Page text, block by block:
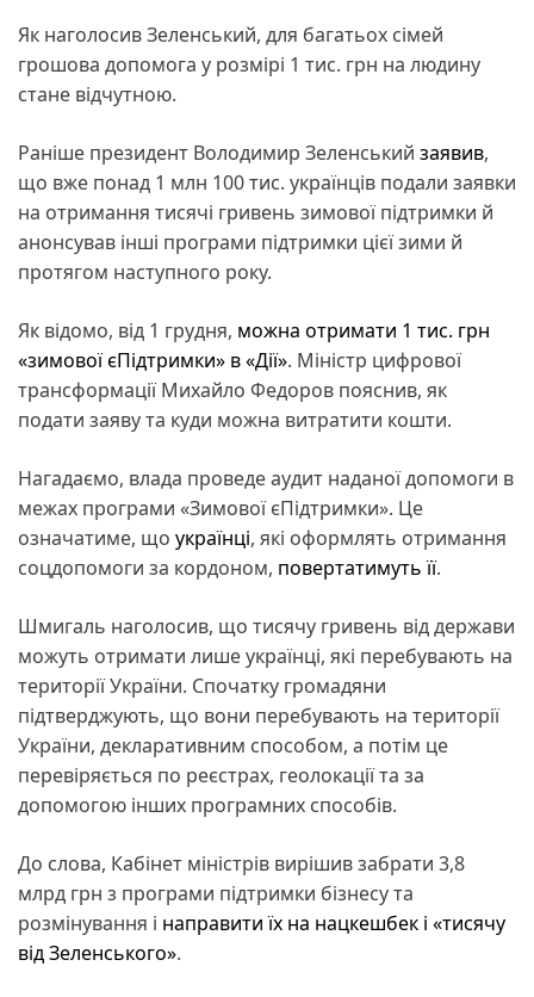
Як наголосив Зеленський, для багатьох сімей
грошова допомога у розмірі 1 тис. грн на людину
стане відчутною.
Раніше президент Володимир Зеленський заявив,
що вже понад 1 млн 100 тис. українців подали заявки
на отримання тисячі гривень зимової підтримки й
анонсував інші програми підтримки цієї зими й
протягом наступного року.
Як відомо, від 1 грудня, можна отримати 1 тис. грн
«зимової єПідтримки» в «Дії». Міністр цифрової
трансформації Михайло Федоров пояснив, як
подати заяву та куди можна витратити кошти.
Нагадаємо, влада проведе аудит наданої допомоги в
межах програми «Зимової єПідтримки». Це
означатиме, що українці, які оформлять отримання
соцдопомоги за кордоном, повертатимуть її.
Шмигаль наголосив, що тисячу гривень від держави
можуть отримати лише українці, які перебувають на
території України. Спочатку громадяни
підтверджують, що вони перебувають на території
України, декларативним способом, а потім це
перевіряється по реєстрах, геолокації та за
допомогою інших програмних способів.
До слова, Кабінет міністрів вирішив забрати 3,8
млрд грн з програми підтримки бізнесу та
розмінування і направити їх на нацкешбек і «тисячу
від Зеленського».